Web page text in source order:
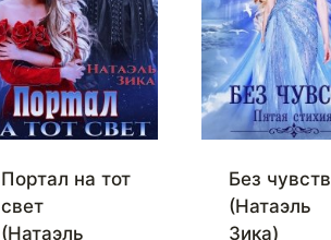
Портал на тот
свет
(Натаэль
Без чувств
(Натаэль
Зика)